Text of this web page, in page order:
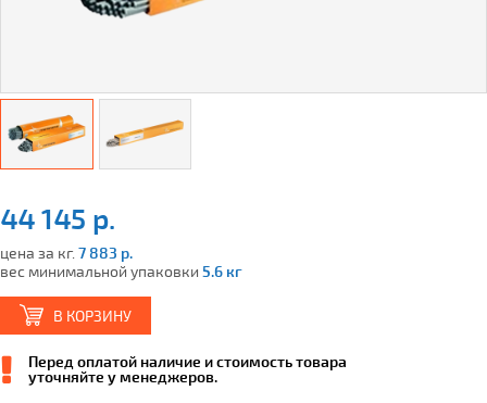
44 145 р.
цена за кг. 7 883 р.
вес минимальной упаковки 5.6 кг
В КОРЗИНУ
Перед оплатой наличие и стоимость товара
уточняйте у менеджеров.